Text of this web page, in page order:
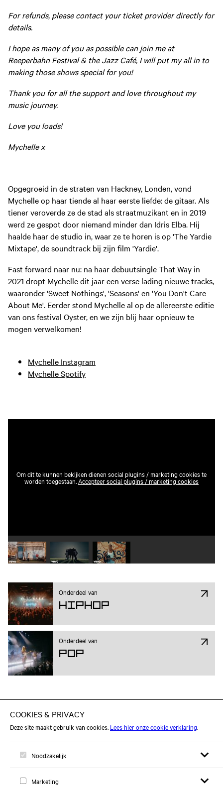
For refunds, please contact your ticket provider directly for
details.
I hope as many of you as possible can join me at
Reeperbahn Festival & the Jazz Café, I will put my all in to
making those shows special for you!
Thank you for all the support and love throughout my
music journey.
Love you loads!
Mychelle x
Opgegroeid in de straten van Hackney, Londen, vond
Mychelle op haar tiende al haar eerste liefde: de gitaar. Als
tiener veroverde ze de stad als straatmuzikant en in 2019
werd ze gespot door niemand minder dan Idris Elba. Hij
haalde haar de studio in, waar ze te horen is op 'The Yardie
Mixtape', de soundtrack bij zijn film 'Yardie'.
Fast forward naar nu: na haar debuutsingle That Way in
2021 dropt Mychelle dit jaar een verse lading nieuwe tracks,
waaronder 'Sweet Nothings', 'Seasons' en 'You Don't Care
About Me'. Eerder stond Mychelle al op de allereerste editie
van ons festival Oyster, en we zijn blij haar opnieuw te
mogen verwelkomen!
Mychelle Instagram
Mychelle Spotify
Om dit te kunnen bekijken dienen social plugins / marketing cookies te
worden toegestaan.Accepteer social plugins / marketing cookies
Speel video 1 afSpeel video 2 afSpeel video 3 af
Onderdeel van
Hiphop
Onderdeel van
Pop